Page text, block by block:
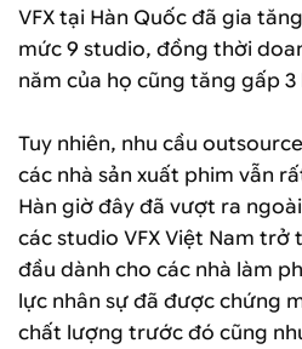
VFX tại Hàn Quốc đã gia
mức 9 studio, đồng thời
năm của họ cũng tăng gấp 3
Tuy nhiên, nhu cầu
các nhà sản xuất phim vẫn
Hàn giờ đây đã vượt ra
các studio VFX Việt Nam trở
đầu dành cho các nhà làm
lực nhân sự đã được chứng
chất lượng trước đó cũng